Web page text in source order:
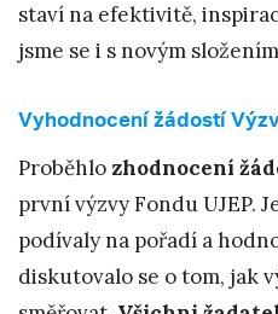
staví na efektivitě,
jsme se i s novým
Vyhodnocení žádostí
Proběhlo zhodnocení
první výzvy Fondu UJEP.
podívaly na pořadí a
diskutovalo se o tom, jak